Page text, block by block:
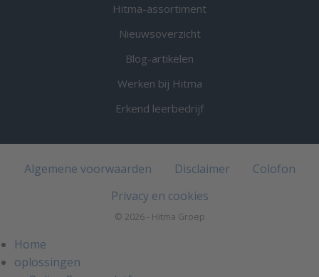
Hitma-assortiment
Nieuwsoverzicht
Blog-artikelen
Werken bij Hitma
Erkend leerbedrijf
Algemene voorwaarden Disclaimer
Colofon
Privacy en cookies
© 2026 - Hitma Groep
Home
oplossingen